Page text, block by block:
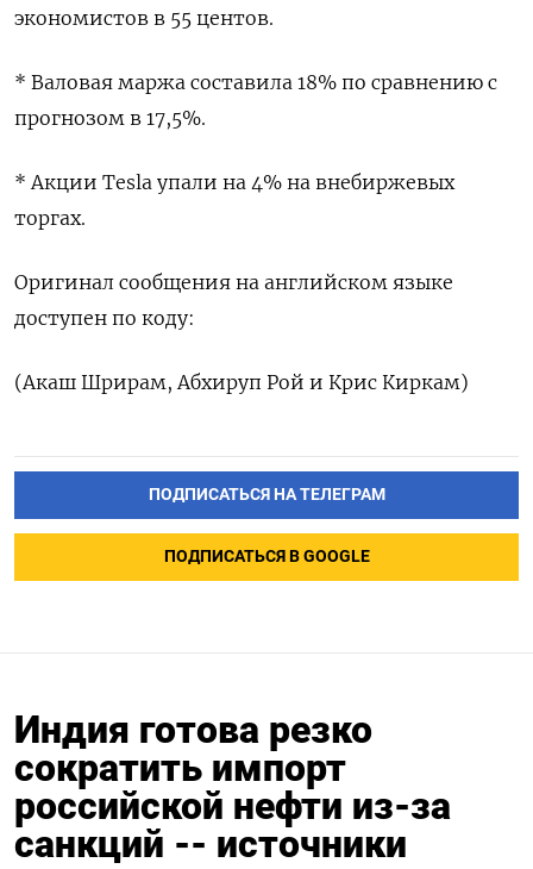
экономистов в 55 центов.
* Валовая маржа составила 18% по сравнению с
прогнозом в 17,5%.
* Акции Tesla упали на 4% на внебиржевых
торгах.
Оригинал сообщения на английском языке
доступен по коду:
(Акаш Шрирам, Абхируп Рой и Крис Киркам)
ПОДПИСАТЬСЯ НА ТЕЛЕГРАМ
ПОДПИСАТЬСЯ В GOOGLE
Индия готова резко
сократить импорт
российской нефти из-за
санкций -- источники